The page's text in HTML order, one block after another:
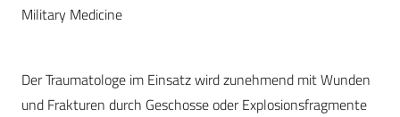
Military Medicine
Der Traumatologe im Einsatz wird zunehmend mit Wunden
und Frakturen durch Geschosse oder Explosionsfragmente